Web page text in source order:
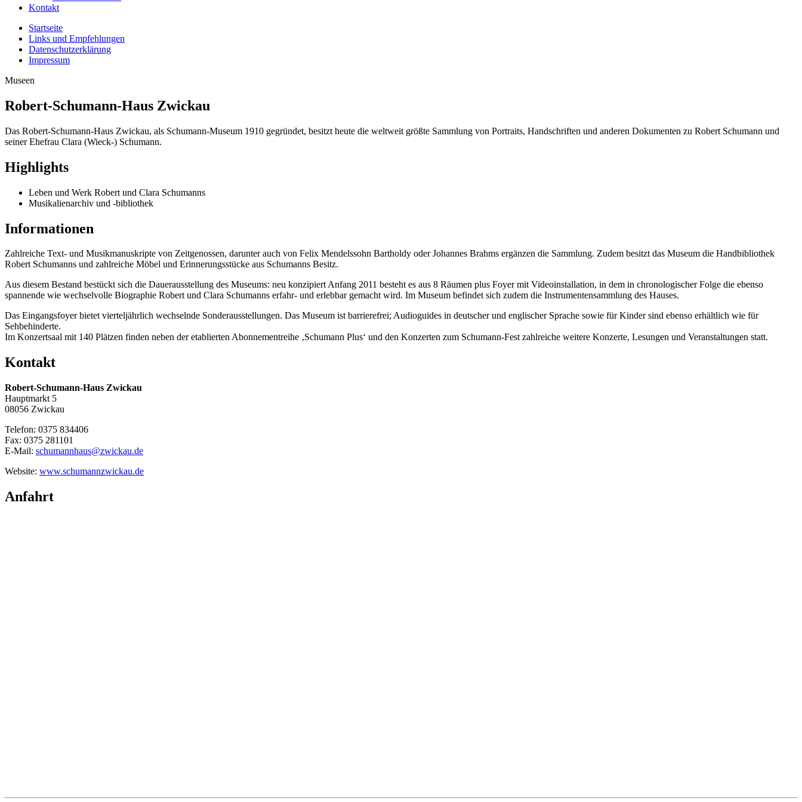
Kontakt
Startseite
Links und Empfehlungen
Datenschutzerklärung
Impressum
Museen
Robert-Schumann-Haus Zwickau
Das Robert-Schumann-Haus Zwickau, als Schumann-Museum 1910 gegründet, besitzt heute die weltweit größte Sammlung von Portraits, Handschriften und anderen Dokumenten zu Robert Schumann und
seiner Ehefrau Clara (Wieck-) Schumann.
Highlights
Leben und Werk Robert und Clara Schumanns
Musikalienarchiv und -bibliothek
Informationen
Zahlreiche Text- und Musikmanuskripte von Zeitgenossen, darunter auch von Felix Mendelssohn Bartholdy oder Johannes Brahms ergänzen die Sammlung. Zudem besitzt das Museum die Handbibliothek
Robert Schumanns und zahlreiche Möbel und Erinnerungsstücke aus Schumanns Besitz.
Aus diesem Bestand bestückt sich die Dauerausstellung des Museums: neu konzipiert Anfang 2011 besteht es aus 8 Räumen plus Foyer mit Videoinstallation, in dem in chronologischer Folge die ebenso
spannende wie wechselvolle Biographie Robert und Clara Schumanns erfahr- und erlebbar gemacht wird. Im Museum befindet sich zudem die Instrumentensammlung des Hauses.
Das Eingangsfoyer bietet vierteljährlich wechselnde Sonderausstellungen. Das Museum ist barrierefrei; Audioguides in deutscher und englischer Sprache sowie für Kinder sind ebenso erhältlich wie für
Sehbehinderte.
Im Konzertsaal mit 140 Plätzen finden neben der etablierten Abonnementreihe ‚Schumann Plus‘ und den Konzerten zum Schumann-Fest zahlreiche weitere Konzerte, Lesungen und Veranstaltungen statt.
Kontakt
Robert-Schumann-Haus Zwickau
Hauptmarkt 5
08056 Zwickau
Telefon: 0375 834406
Fax: 0375 281101
E-Mail: schumannhaus@zwickau.de
Website: www.schumannzwickau.de
Anfahrt